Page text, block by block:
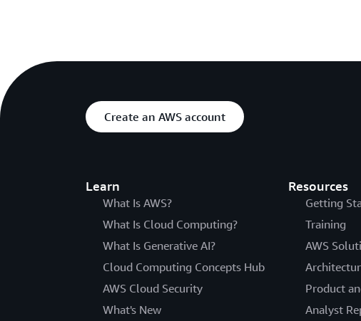
Create an AWS account
Learn
What Is AWS?
What Is Cloud Computing?
What Is Generative AI?
Cloud Computing Concepts Hub
AWS Cloud Security
What's New
Resources
Getting
Training
AWS
Product
Analyst